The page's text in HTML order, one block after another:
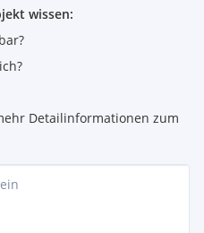
wissen:
Detailinformationen zum